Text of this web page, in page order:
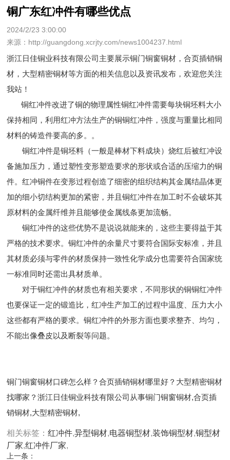
铜广东红冲件有哪些优点
2024/2/23 3:00:00
来源：http://guangdong.xcrjty.com/news1004237.html
浙江日佳铜业科技有限公司主要展示铜门铜窗铜材 ，合页插销铜
材，大型精密铜材等方面的相关信息以及资讯发布，欢迎您关注
我站！
铜红冲件改进了铜的物理属性铜红冲件需要每块铜坯料大小
保持相同，利用红冲方法生产的铜铜红冲件，强度与重量比相同
材料的铸造件要高的多。。
铜红冲件是铜坯料（一般是棒材下料成块）烧红后被红冲设
备施加压力，通过塑性变形塑造要求的形状或合适的压缩力的铜
件。红冲铜件在变形过程创造了细密的组织结构其金属结晶体更
加的细小切结构更加的紧密，并且铜红冲件在加工时不会破坏其
原材料的金属纤维并且能够使金属线条更加流畅。
铜红冲件的这些优势不是说说就能来的，这些主要得益于其
严格的技术要求。铜红冲件的余量尺寸要符合国际安标准，并且
其材质必须与零件的材质保持一致性化学成分也需要符合国家统
一标准同时还需出具材质单。
对于铜红冲件的材质也有相关要求，不同形状的铜铜红冲件
也要保证一定的锻造比，红冲生产加工的过程中温度、压力大小
这些都有严格的要求。铜红冲件的外形方面也要求整齐、均匀，
不能出像叠皮以及断裂等问题。
铜门铜窗铜材口碑怎么样？合页插销铜材哪里好？大型精密铜材
找哪家？浙江日佳铜业科技有限公司从事铜门铜窗铜材,合页插
销铜材,大型精密铜材,
相关标签：红冲件,异型铜材,电器铜型材,装饰铜型材,铜型材
厂家,红冲件厂家,
上一条：